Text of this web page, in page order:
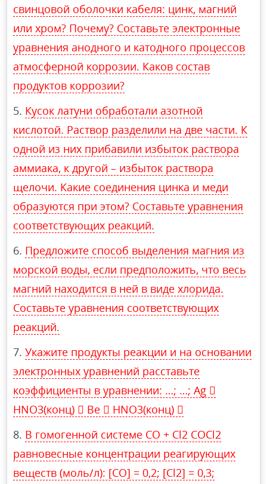
свинцовой оболочки кабеля: цинк, магний
или хром? Почему? Составьте электронные
уравнения анодного и катодного процессов
атмосферной коррозии. Каков состав
продуктов коррозии?
Кусок латуни обработали азотной
кислотой. Раствор разделили на две части. К
одной из них прибавили избыток раствора
аммиака, к другой – избыток раствора
щелочи. Какие соединения цинка и меди
образуются при этом? Составьте уравнения
соответствующих реакций.
Предложите способ выделения магния из
морской воды, если предположить, что весь
магний находится в ней в виде хлорида.
Составьте уравнения соответствующих
реакций.
Укажите продукты реакции и на основании
электронных уравнений расставьте
коэффициенты в уравнении: …; …; Ag 
HNO3(конц)  Be  HNO3(конц) 
В гомогенной системе СО + Cl2 COCl2
равновесные концентрации реагирующих
веществ (моль/л): [СО] = 0,2; [Cl2] = 0,3;